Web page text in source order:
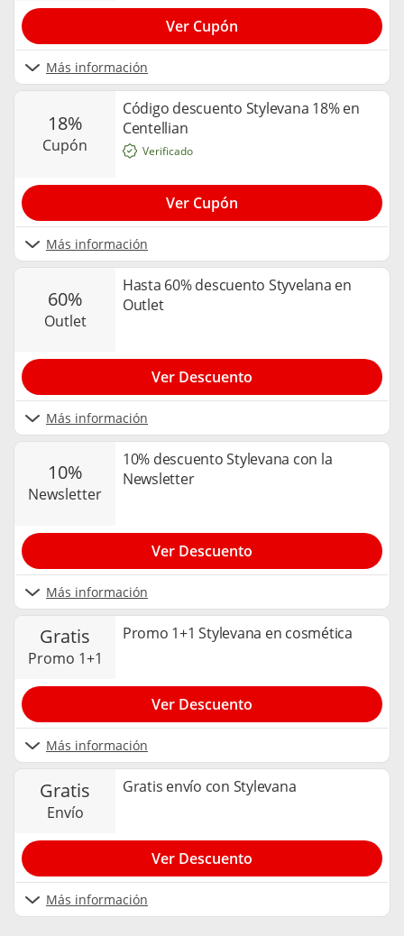
Más información
Ver Cupón
18%
cupón
Código descuento Stylevana 18% en
Centellian
Más información
Verificado
Ver Cupón
60%
outlet
Hasta 60% descuento Styvelana en
Outlet
Más información
Ver Descuento
10%
newsletter
10% descuento Stylevana con la
Newsletter
Más información
Ver Descuento
gratis
promo 1+1
Promo 1+1 Stylevana en cosmética
Más información
Ver Descuento
gratis
envío
Gratis envío con Stylevana
Más información
Ver Descuento